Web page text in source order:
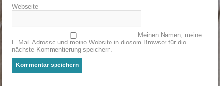
Webseite
Meinen Namen, meine
E-Mail-Adresse und meine Website in diesem Browser für die
nächste Kommentierung speichern.